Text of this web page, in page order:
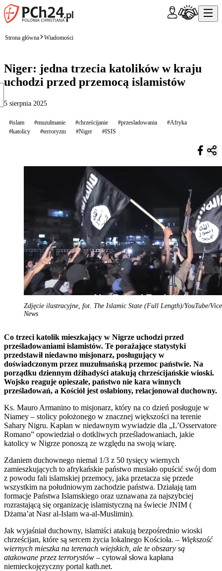
Strona główna Wiadomości
Niger: jedna trzecia katolików w kraju
uchodzi przed przemocą islamistów
5 sierpnia 2025
#islam #muzułmanie #chrześcijanie #przesladowania
#Afryka
#katolicy
#terroryzm #Niger #ISIS
Zdjęcie ilustracyjne, fot. The Islamic State (Full Length)/YouTube/Vice
News
Co trzeci katolik mieszkający w Nigrze uchodzi przed
prześladowaniami islamistów. Te porażające statystyki
przedstawił niedawno misjonarz, posługujący w
doświadczonym przez muzułmańską przemoc państwie. Na
porządku dziennym dżihadyści atakują chrześcijańskie wioski.
Wojsko reaguje opieszale, państwo nie kara winnych
prześladowań, a Kościół jest osłabiony, relacjonował duchowny.
Ks. Mauro Armanino to misjonarz, który na co dzień posługuje w
Niamey – stolicy położonego w znacznej większości na terenie
Sahary Nigru. Kapłan w niedawnym wywiadzie dla „L’Osservatore
Romano” opowiedział o dotkliwych prześladowaniach, jakie
katolicy w Nigrze ponoszą ze względu na swoją wiarę.
Zdaniem duchownego niemal 1/3 z 50 tysięcy wiernych
zamieszkujących to afrykańskie państwo musiało opuścić swój dom
z powodu fali islamskiej przemocy, jaka przetacza się przede
wszystkim na południowym zachodzie państwa. Działają tam
formacje Państwa Islamskiego oraz uznawana za najszybciej
rozrastającą się organizację islamistyczną na świecie JNIM (
Dżama’at Nasr al-Islam wa-al-Muslimin).
Jak wyjaśniał duchowny, islamiści atakują bezpośrednio wioski
chrześcijan, które są sercem życia lokalnego Kościoła. – Większość
wiernych mieszka na terenach wiejskich, ale te obszary są
atakowane przez terrorystów – cytował słowa kapłana
niemieckojęzyczny portal kath.net.